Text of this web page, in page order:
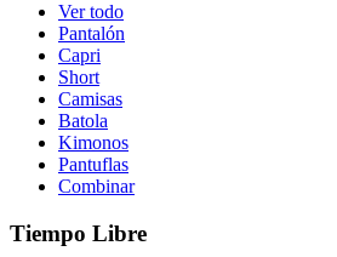
Ver todo
Pantalón
Capri
Short
Camisas
Batola
Kimonos
Pantuflas
Combinar
Tiempo Libre